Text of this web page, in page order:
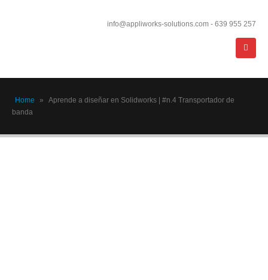
info@appliworks-solutions.com - 639 955 257
Home »
Aprende a diseñar en Solidworks | #n.4 Transportador de
banda